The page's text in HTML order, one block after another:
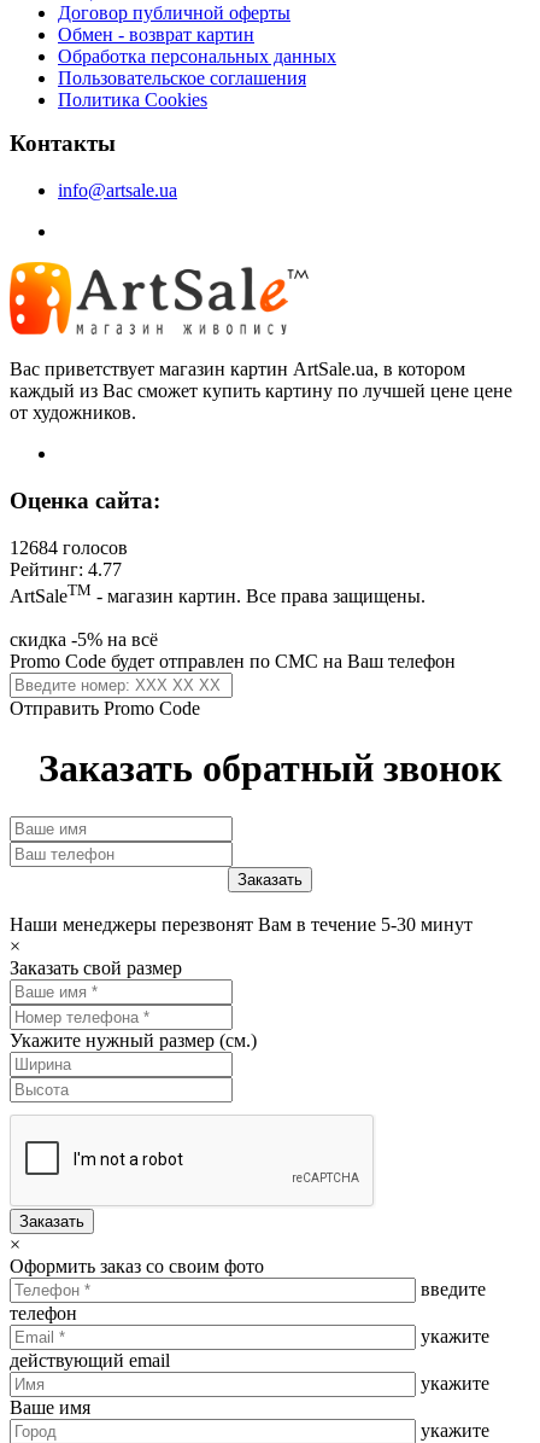
Договор публичной оферты
Обмен - возврат картин
Обработка персональных данных
Пользовательское соглашения
Политика Cookies
Контакты
info@artsale.ua
Вас приветствует магазин картин ArtSale.ua, в котором
каждый из Вас сможет купить картину по лучшей цене цене
от художников.
Оценка сайта:
12684 голосов
Рейтинг: 4.77
ArtSaleТМ - магазин картин. Все права защищены.
скидка -5% на всё
Promo Code будет отправлен по СМС на Ваш телефон
Отправить Promo Code
Заказать обратный звонок
Наши менеджеры перезвонят Вам в течение 5-30 минут
×
Заказать свой размер
Укажите нужный размер (см.)
Заказать
×
Оформить заказ со своим фото
введите
телефон
укажите
действующий email
укажите
Ваше имя
укажите